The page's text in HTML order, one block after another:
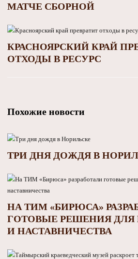
МАТЧЕ СБОРНОЙ
КРАСНОЯРСКИЙ КРАЙ
ОТХОДЫ В РЕСУРС
Похожие новости
ТРИ ДНЯ ДОЖДЯ В
НА ТИМ «БИРЮСА»
ГОТОВЫЕ РЕШЕНИЯ ДЛЯ
И НАСТАВНИЧЕСТВА